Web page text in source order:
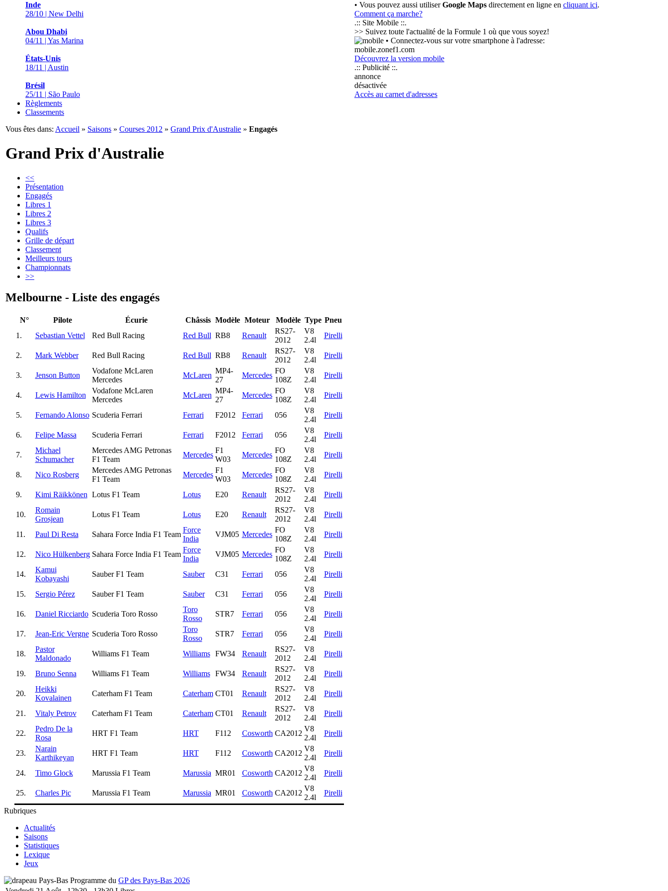
Inde
28/10 | New Delhi
Abou Dhabi
04/11 | Yas Marina
États-Unis
18/11 | Austin
Brésil
25/11 | São Paulo
Règlements
Classements
Vous êtes dans: Accueil » Saisons » Courses 2012 » Grand Prix d'Australie » Engagés
Grand Prix d'Australie
<<
Présentation
Engagés
Libres 1
Libres 2
Libres 3
Qualifs
Grille de départ
Classement
Meilleurs tours
Championnats
>>
Melbourne - Liste des engagés
N° Pilote Écurie Châssis Modèle Moteur Modèle Type Pneu
1.
Sebastian Vettel Red Bull Racing Red Bull RB8 Renault
RS27-
2012
V8
2.4l
Pirelli
2. Mark Webber Red Bull Racing Red Bull RB8 Renault
RS27-
2012
V8
2.4l
Pirelli
3. Jenson Button
Vodafone McLaren
Mercedes
McLaren
MP4-
27
Mercedes
FO
108Z
V8
2.4l
Pirelli
4. Lewis Hamilton
Vodafone McLaren
Mercedes
McLaren
MP4-
27
Mercedes
FO
108Z
V8
2.4l
Pirelli
5. Fernando Alonso Scuderia Ferrari Ferrari F2012 Ferrari 056
V8
2.4l
Pirelli
6. Felipe Massa Scuderia Ferrari Ferrari F2012 Ferrari 056
V8
2.4l
Pirelli
7.
Michael
Schumacher
Mercedes AMG Petronas
F1 Team
Mercedes
F1
W03
Mercedes
FO
108Z
V8
2.4l
Pirelli
8. Nico Rosberg
Mercedes AMG Petronas
F1 Team
Mercedes
F1
W03
Mercedes
FO
108Z
V8
2.4l
Pirelli
9. Kimi Räikkönen Lotus F1 Team Lotus E20 Renault
RS27-
2012
V8
2.4l
Pirelli
10.
Romain
Grosjean
Lotus F1 Team Lotus E20 Renault
RS27-
2012
V8
2.4l
Pirelli
11. Paul Di Resta Sahara Force India F1 Team
Force
India
VJM05 Mercedes
FO
108Z
V8
2.4l
Pirelli
12. Nico Hülkenberg Sahara Force India F1 Team
Force
India
VJM05 Mercedes
FO
108Z
V8
2.4l
Pirelli
14.
Kamui
Kobayashi
Sauber F1 Team Sauber C31 Ferrari 056
V8
2.4l
Pirelli
15. Sergio Pérez Sauber F1 Team Sauber C31 Ferrari 056
V8
2.4l
Pirelli
16. Daniel Ricciardo Scuderia Toro Rosso
Toro
Rosso
STR7 Ferrari 056
V8
2.4l
Pirelli
17. Jean-Eric Vergne Scuderia Toro Rosso
Toro
Rosso
STR7 Ferrari 056
V8
2.4l
Pirelli
18.
Pastor
Maldonado
Williams F1 Team Williams FW34 Renault
RS27-
2012
V8
2.4l
Pirelli
19. Bruno Senna Williams F1 Team Williams FW34 Renault
RS27-
2012
V8
2.4l
Pirelli
20.
Heikki
Kovalainen
Caterham F1 Team Caterham CT01 Renault
RS27-
2012
V8
2.4l
Pirelli
21. Vitaly Petrov Caterham F1 Team Caterham CT01 Renault
RS27-
2012
V8
2.4l
Pirelli
22.
Pedro De la
Rosa
HRT F1 Team HRT F112 Cosworth CA2012
V8
2.4l
Pirelli
23.
Narain
Karthikeyan
HRT F1 Team HRT F112 Cosworth CA2012
V8
2.4l
Pirelli
24. Timo Glock Marussia F1 Team Marussia MR01 Cosworth CA2012
V8
2.4l
Pirelli
25. Charles Pic Marussia F1 Team Marussia MR01 Cosworth CA2012
V8
2.4l
Pirelli
• Vous pouvez aussi utiliserGoogle Maps directement en ligne en cliquant ici.
Comment ça marche?
.:: Site Mobile ::.
>> Suivez toute l'actualité de la Formule 1 où que vous soyez!
• Connectez-vous sur votre smartphone à l'adresse:
mobile.zonef1.com
Découvrez la version mobile
.:: Publicité ::.
annonce
désactivée
Accès au carnet d'adresses
Rubriques
Actualités
Saisons
Statistiques
Lexique
Jeux
Programme du GP des Pays-Bas 2026